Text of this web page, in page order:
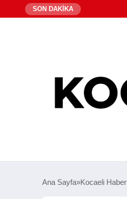
SON DAKİKA
Ana Sayfa Kocaeli Haber